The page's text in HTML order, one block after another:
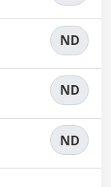
ND
ND
ND